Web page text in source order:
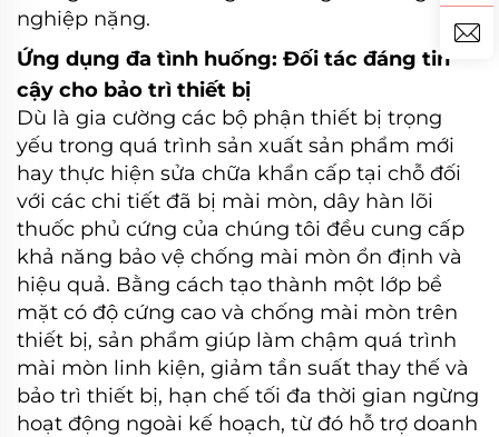
nghiệp nặng.
Ứng dụng đa tình huống: Đối tác đáng tin
cậy cho bảo trì thiết bị
Dù là gia cường các bộ phận thiết bị trọng
yếu trong quá trình sản xuất sản phẩm mới
hay thực hiện sửa chữa khẩn cấp tại chỗ đối
với các chi tiết đã bị mài mòn, dây hàn lõi
thuốc phủ cứng của chúng tôi đều cung cấp
khả năng bảo vệ chống mài mòn ổn định và
hiệu quả. Bằng cách tạo thành một lớp bề
mặt có độ cứng cao và chống mài mòn trên
thiết bị, sản phẩm giúp làm chậm quá trình
mài mòn linh kiện, giảm tần suất thay thế và
bảo trì thiết bị, hạn chế tối đa thời gian ngừng
hoạt động ngoài kế hoạch, từ đó hỗ trợ doanh